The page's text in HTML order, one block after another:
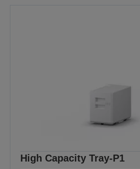
High Capacity Tray-P1